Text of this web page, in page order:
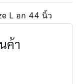
L อก 44 นิ้ว
ค้า